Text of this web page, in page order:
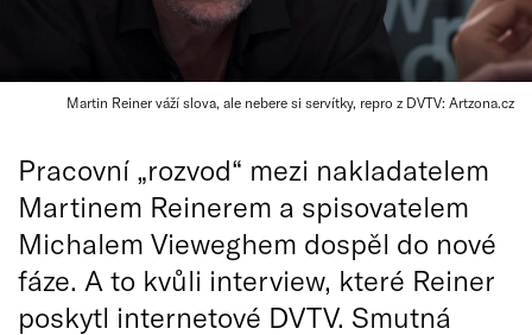
Martin Reiner váží slova, ale nebere si servítky, repro z DVTV: Artzona.cz
Pracovní „rozvod“ mezi nakladatelem
Martinem Reinerem a spisovatelem
Michalem Vieweghem dospěl do nové
fáze. A to kvůli interview, které Reiner
poskytl internetové DVTV. Smutná